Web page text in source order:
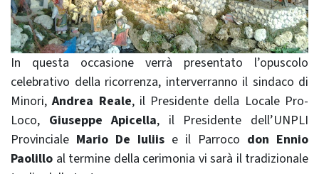
In questa occasione verrà presentato l’opuscolo
celebrativo della ricorrenza, interverranno il sindaco di
Minori,Andrea Reale, il Presidente della Locale Pro-
Loco, Giuseppe Apicella, il Presidente dell’UNPLI
Provinciale Mario De Iuliis e il Parroco don Ennio
Paolillo al termine della cerimonia vi sarà il tradizionale